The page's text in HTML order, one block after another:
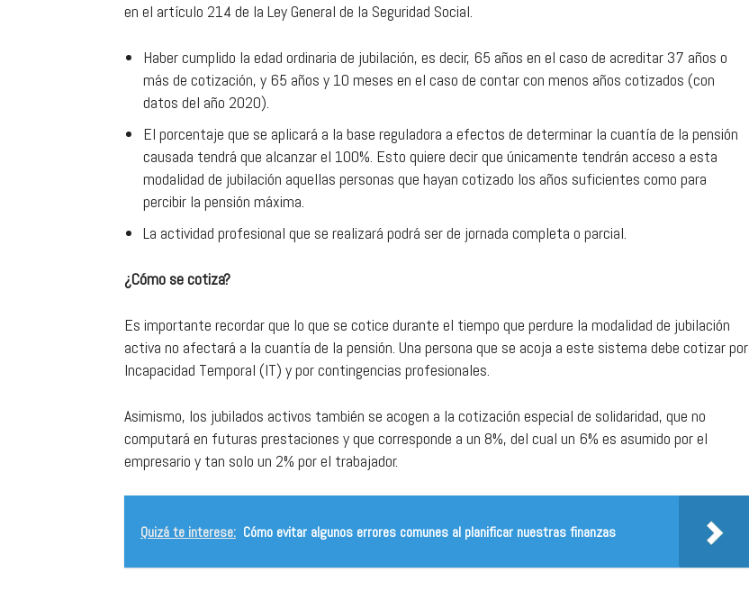
en el artículo 214 de la Ley General de la Seguridad Social.
Haber cumplido la edad ordinaria de jubilación, es decir, 65 años en el caso de acreditar 37 años o
más de cotización, y 65 años y 10 meses en el caso de contar con menos años cotizados (con
datos del año 2020).
El porcentaje que se aplicará a la base reguladora a efectos de determinar la cuantía de la pensión
causada tendrá que alcanzar el 100%. Esto quiere decir que únicamente tendrán acceso a esta
modalidad de jubilación aquellas personas que hayan cotizado los años suficientes como para
percibir la pensión máxima.
La actividad profesional que se realizará podrá ser de jornada completa o parcial.
¿Cómo se cotiza?
Es importante recordar que lo que se cotice durante el tiempo que perdure la modalidad de jubilación
activa no afectará a la cuantía de la pensión. Una persona que se acoja a este sistema debe cotizar por
Incapacidad Temporal (IT) y por contingencias profesionales.
Asimismo, los jubilados activos también se acogen a la cotización especial de solidaridad, que no
computará en futuras prestaciones y que corresponde a un 8%, del cual un 6% es asumido por el
empresario y tan solo un 2% por el trabajador.
Quizá te interese: Cómo evitar algunos errores comunes al planificar nuestras finanzas